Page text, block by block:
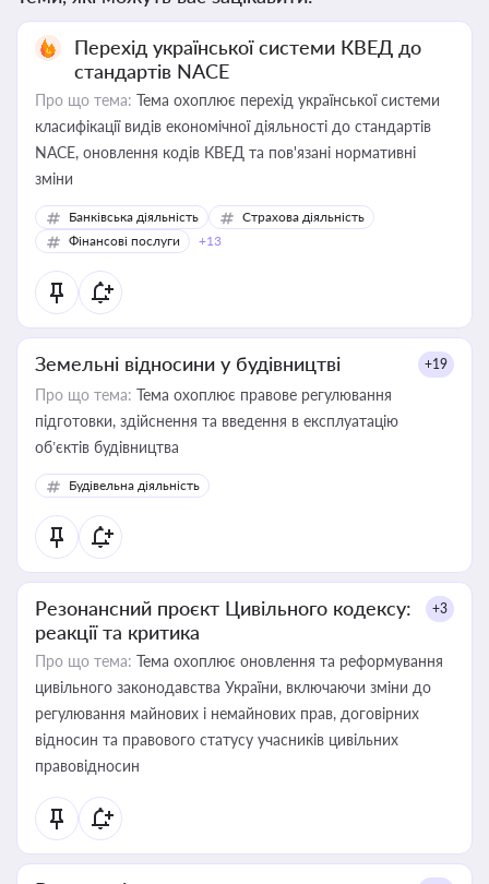
Перехід української системи КВЕД до
стандартів NACE
Про що тема: Тема охоплює перехід української системи
класифікації видів економічної діяльності до стандартів
NACE, оновлення кодів КВЕД та пов'язані нормативні
зміни
Банківська діяльність
Страхова діяльність
Фінансові послуги
+13
Земельні відносини у будівництві +19
Про що тема: Тема охоплює правове регулювання
підготовки, здійснення та введення в експлуатацію
об’єктів будівництва
Будівельна діяльність
Резонансний проєкт Цивільного кодексу:
реакції та критика
+3
Про що тема: Тема охоплює оновлення та реформування
цивільного законодавства України, включаючи зміни до
регулювання майнових і немайнових прав, договірних
відносин та правового статусу учасників цивільних
правовідносин